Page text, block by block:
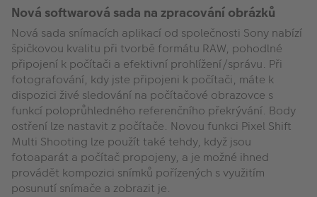
Nová softwarová sada na zpracování obrázků
Nová sada snímacích aplikací od společnosti Sony nabízí
špičkovou kvalitu při tvorbě formátu RAW, pohodlné
připojení k počítači a efektivní prohlížení/správu. Při
fotografování, kdy jste připojeni k počítači, máte k
dispozici živé sledování na počítačové obrazovce s
funkcí poloprůhledného referenčního překrývání. Body
ostření lze nastavit z počítače. Novou funkci Pixel Shift
Multi Shooting lze použít také tehdy, když jsou
fotoaparát a počítač propojeny, a je možné ihned
provádět kompozici snímků pořízených s využitím
posunutí snímače a zobrazit je.